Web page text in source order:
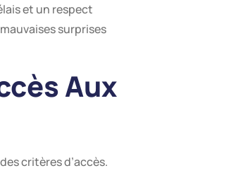
et un respect
surprises
Aux
critères d’accès.